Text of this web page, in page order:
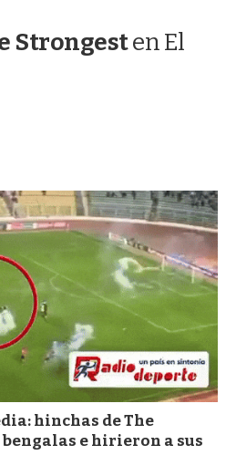
d
a
Strongesten El
hinchas de The
e hirieron a sus